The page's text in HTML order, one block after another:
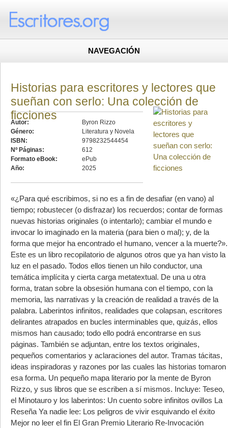
NAVEGACIÓN
Historias para escritores y lectores que
sueñan con serlo: Una colección de
ficciones
Autor:
Byron Rizzo
Género:
Literatura y Novela
ISBN:
9798232544454
Nº Páginas:
612
Formato eBook:
ePub
Año:
2025
«¿Para qué escribimos, si no es a fin de desafiar (en vano) al
tiempo; robustecer (o disfrazar) los recuerdos; contar de formas
nuevas historias originales (o intentarlo); cambiar el mundo e
invocar lo imaginado en la materia (para bien o mal); y, de la
forma que mejor ha encontrado el humano, vencer a la muerte?».
Este es un libro recopilatorio de algunos otros que ya han visto la
luz en el pasado. Todos ellos tienen un hilo conductor, una
temática implícita y cierta carga metatextual. De una u otra
forma, tratan sobre la obsesión humana con el tiempo, con la
memoria, las narrativas y la creación de realidad a través de la
palabra. Laberintos infinitos, realidades que colapsan, escritores
delirantes atrapados en bucles interminables que, quizás, ellos
mismos han causado; todo ello podrá encontrarse en sus
páginas. También se adjuntan, entre los textos originales,
pequeños comentarios y aclaraciones del autor. Tramas tácitas,
ideas inspiradoras y razones por las cuales las historias tomaron
esa forma. Un pequeño mapa literario por la mente de Byron
Rizzo, y sus libros que se escriben a sí mismos. Incluye: Teseo,
el Minotauro y los laberintos: Un cuento sobre infinitos ovillos La
Reseña Ya nadie lee: Los peligros de vivir esquivando el éxito
Mejor no leer el fin El Gran Premio Literario Re-Invocación